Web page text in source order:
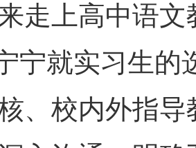
走上高中语
宁就实习生的
、校内外指